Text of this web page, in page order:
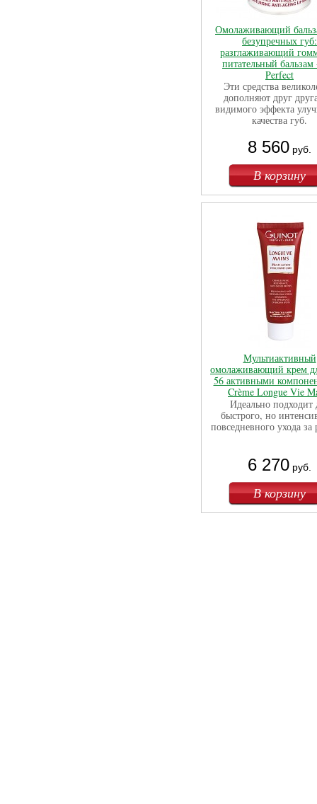
Омолаживающий
безупречных губ:
разглаживающий
питательный
Perfect
Эти средства
дополняют друг
видимого эффекта
качества губ.
8 560 руб.
Мультиактивный
омолаживающий крем
56 активными
Crème Longue Vie
Идеально подходит
быстрого, но
повседневного ухода за
6 270 руб.